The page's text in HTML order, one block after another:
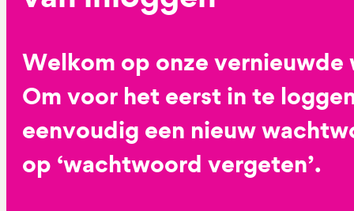
Welkom op onze vernieuwde
Om voor het eerst in te
eenvoudig een nieuw
op ‘wachtwoord vergeten’.